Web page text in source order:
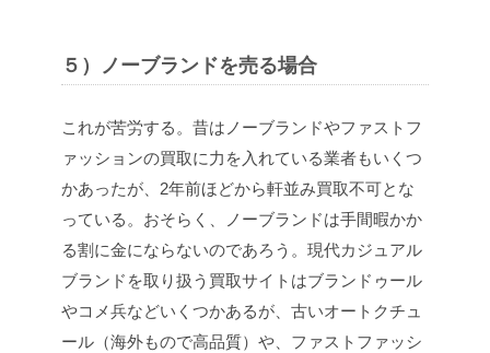
５）ノーブランドを売る場合
これが苦労する。昔はノーブランドやファストフ
ァッションの買取に力を入れている業者もいくつ
かあったが、2年前ほどから軒並み買取不可とな
っている。おそらく、ノーブランドは手間暇かか
る割に金にならないのであろう。現代カジュアル
ブランドを取り扱う買取サイトはブランドゥール
やコメ兵などいくつかあるが、古いオートクチュ
ール（海外もので高品質）や、ファストファッシ